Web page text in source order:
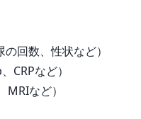
回数、性状など）
CRPなど）
MRIなど）